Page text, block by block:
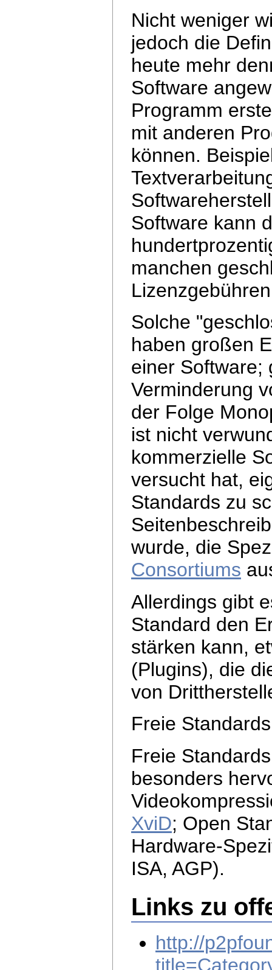
Nicht weniger
jedoch die
heute mehr
Software
Programm
mit anderen
können.
Software kann
manchen
Solche
haben großen
einer Software;
Verminderung
der Folge
ist nicht
kommerzielle
versucht hat,
Standards zu
wurde, die
Consortiums
Allerdings gibt
Standard den
stärken kann,
(Plugins), die
von
Freie
Freie
besonders
XviD; Open
Hardware-
ISA, AGP).
Links zu
http://